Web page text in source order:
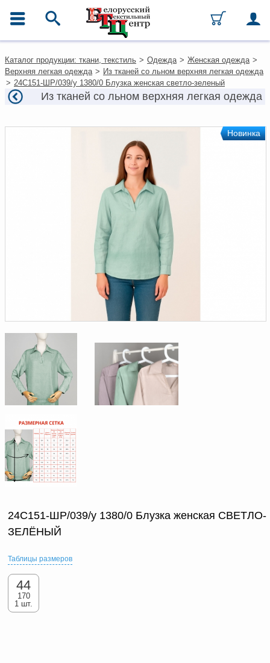
Каталог
Ткани
Домашний текстиль
Одежда
Текстиль для ресторанов и
Текстильная галантерея и
Оплата и доставка
Как оформить заказ
Документы по работе с
персональными данными
Письмо руководителю
Вопросы и ответы
Новости | Статьи
Каталог продукции: ткани, текстиль > Одежда > Женская одежда >
Верхняя легкая одежда > Из тканей со льном верхняя легкая одежда
> 24С151-ШР/039/у 1380/0 Блузка женская светло-зеленый
Из тканей со льном верхняя легкая одежда
Новинка
24С151-ШР/039/у 1380/0 Блузка женская СВЕТЛО-
ЗЕЛЁНЫЙ
Таблицы размеров
44
170
1 шт.